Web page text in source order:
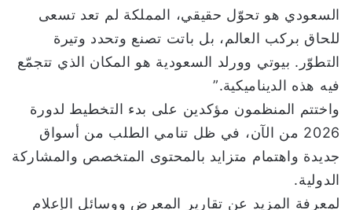
السعودي هو تحوّل حقيقي، المملكة لم تعد تسعى
للحاق بركب العالم، بل باتت تصنع وتحدد وتيرة
التطوّر. بيوتي وورلد السعودية هو المكان الذي تتجمّع
فيه هذه الديناميكية.”
واختتم المنظمون مؤكدين على بدء التخطيط لدورة
2026 من الآن، في ظل تنامي الطلب من أسواق
جديدة واهتمام متزايد بالمحتوى المتخصص والمشاركة
الدولية.
لمعرفة المزيد عن تقارير المعرض ووسائل الإعلام